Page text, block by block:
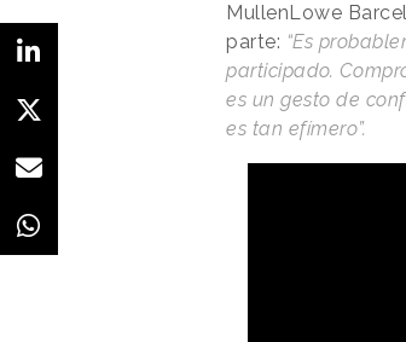
MullenLowe
parte: “Es
participado.
es un gesto de
es tan efímero”.